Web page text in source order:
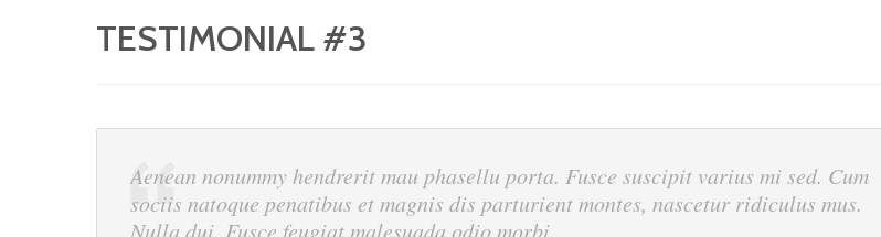
TESTIMONIAL #3
Aenean nonummy hendrerit mau phasellu porta. Fusce suscipit varius mi sed. Cum
sociis natoque penatibus et magnis dis parturient montes, nascetur ridiculus mus.
Nulla dui. Fusce feugiat malesuada odio morbi.